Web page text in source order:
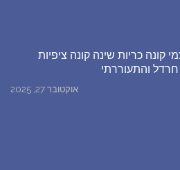
קונה כריות שינה קונה ציפיות
והתעוררתי
אוקטובר 27, 2025